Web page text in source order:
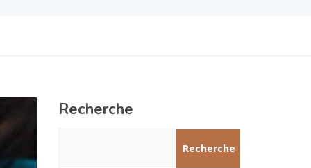
Recherche
Recherche